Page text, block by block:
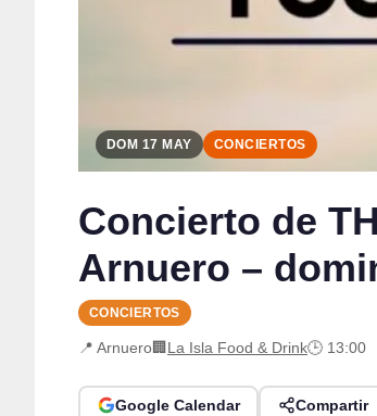
DOM 17 MAY CONCIERTOS
Concierto de
Arnuero –
CONCIERTOS
📍 Arnuero🏢 La Isla Food & Drink🕒 13:00
Google Calendar Compartir